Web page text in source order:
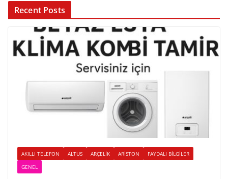
Recent Posts
AKILLI TELEFON ALTUS ARÇELIK ARISTON
FAYDALI BILGILER
GENEL